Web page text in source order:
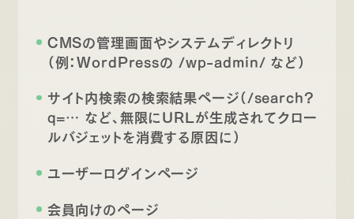
CMSの管理画面やシステムディレクトリ
（例：WordPressの /wp-admin/ など）
サイト内検索の検索結果ページ（/search?
q=… など、無限にURLが生成されてクロー
ルバジェットを消費する原因に）
ユーザーログインページ
会員向けのページ